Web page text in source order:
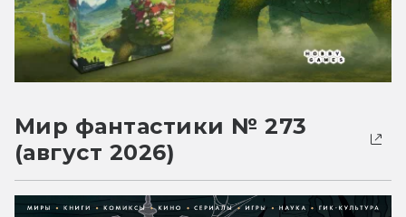
Мир фантастики № 273
(август 2026)